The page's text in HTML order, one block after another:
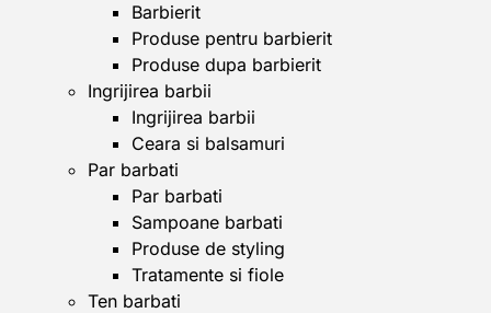
Barbierit
Produse pentru barbierit
Produse dupa barbierit
Ingrijirea barbii
Ingrijirea barbii
Ceara si balsamuri
Par barbati
Par barbati
Sampoane barbati
Produse de styling
Tratamente si fiole
Ten barbati